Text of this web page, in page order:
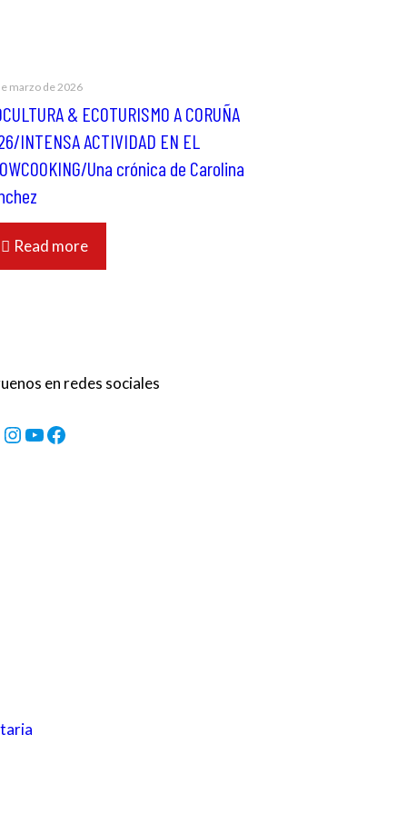
marzo de 2026
& ECOTURISMO A CORUÑA
INTENSA ACTIVIDAD EN EL
Una crónica de Carolina
Read more
en redes sociales
Instagram
YouTube
Facebook